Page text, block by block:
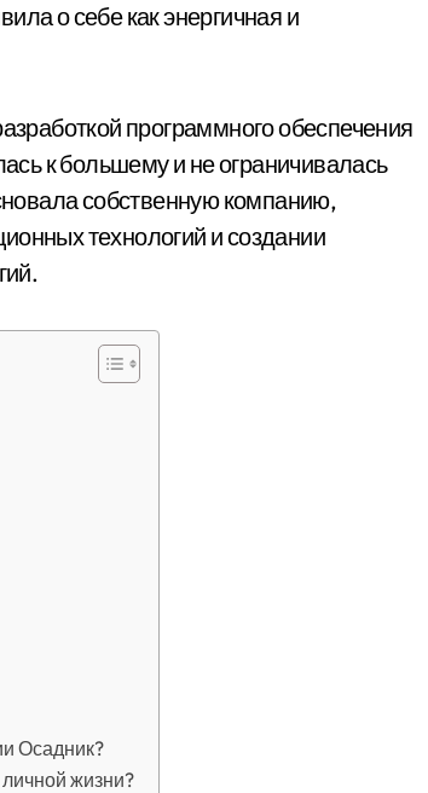
о себе как энергичная и
программного обеспечения
к большему и не ограничивалась
собственную компанию,
технологий и создании
Осадник?
жизни?